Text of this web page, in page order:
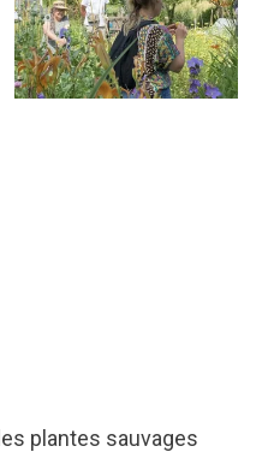
plantes sauvages